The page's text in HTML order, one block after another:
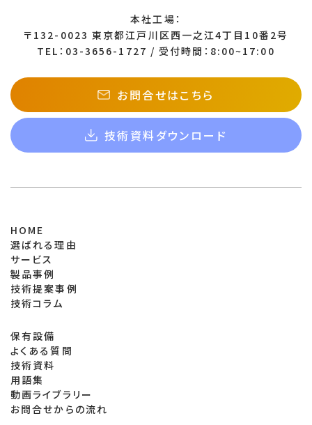
本社工場：
〒132-0023 東京都江戸川区西一之江4丁目10番2号
TEL：03-3656-1727 / 受付時間：8:00~17:00
お問合せはこちら
技術資料ダウンロード
HOME
選ばれる理由
サービス
製品事例
技術提案事例
技術コラム
保有設備
よくある質問
技術資料
用語集
動画ライブラリー
お問合せからの流れ